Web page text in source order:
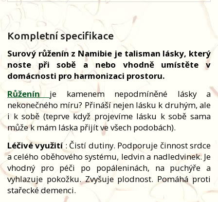
Kompletní specifikace
Surový růženín z Namibie je talisman lásky, který
noste při sobě a nebo vhodně umístěte v
domácnosti pro harmonizaci prostoru.
Růženín je kamenem nepodmíněné lásky a
nekonečného míru? Přináší nejen lásku k druhým, ale
i k sobě (teprve když projevíme lásku k sobě sama
může k mám láska přijít ve všech podobách).
Léčivé využití: Čistí dutiny. Podporuje činnost srdce
a celého oběhového systému, ledvin a nadledvinek. Je
vhodný pro péči po popáleninách, na puchýře a
vyhlazuje pokožku. Zvyšuje plodnost. Pomáhá proti
stařecké demenci.